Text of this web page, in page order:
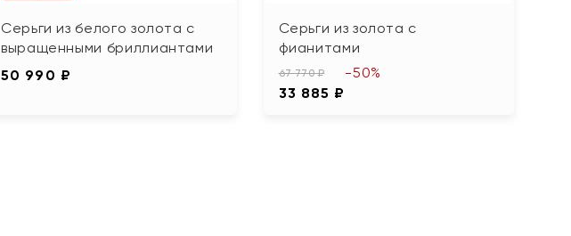
Серьги из белого золота с
выращенными бриллиантами
50 990 ₽
Серьги из золота с
фианитами
67 770 ₽
33 885 ₽
-50%